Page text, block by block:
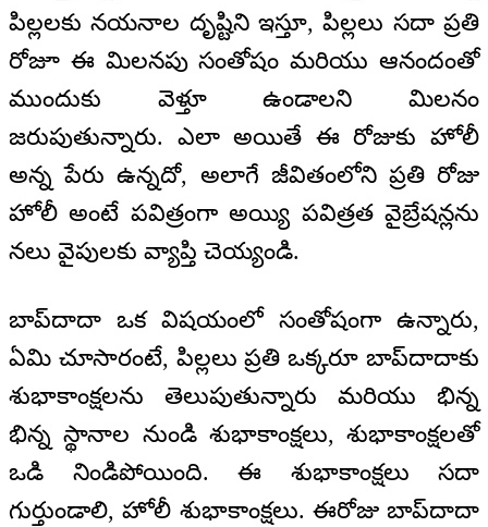
పిల్లలకు నయనాల దృష్టిని ఇస్తూ, పిల్లలు సదా ప్రతి
రోజూ ఈ మిలనపు సంతోషం మరియు ఆనందంతో
ముందుకు వెళ్తూ ఉండాలని మిలనం
జరుపుతున్నారు. ఎలా అయితే ఈ రోజుకు హోలీ
అన్న పేరు ఉన్నదో, అలాగే జీవితంలోని ప్రతి రోజు
హోలీ అంటే పవిత్రంగా అయ్యి పవిత్రత వైబ్రేషన్లను
నలు వైపులకు వ్యాప్తి చెయ్యండి.
బాప్‍దాదా ఒక విషయంలో సంతోషంగా ఉన్నారు,
ఏమి చూసారంటే, పిల్లలు ప్రతి ఒక్కరూ బాప్‍దాదాకు
శుభాకాంక్షలను తెలుపుతున్నారు మరియు భిన్న
భిన్న స్థానాల నుండి శుభాకాంక్షలు, శుభాకాంక్షలతో
ఒడి నిండిపోయింది. ఈ శుభాకాంక్షలు సదా
గుర్తుండాలి, హోలీ శుభాకాంక్షలు. ఈరోజు బాప్‍దాదా